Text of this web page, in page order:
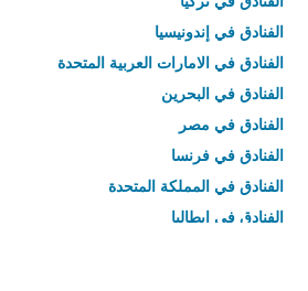
الفنادق في إندونيسيا
الفنادق في الامارات العربية المتحدة
الفنادق في البحرين
الفنادق في مصر
الفنادق في فرنسا
الفنادق في المملكة المتحدة
الفنادق في إيطاليا